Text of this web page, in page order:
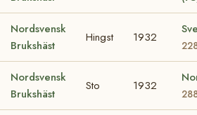
Nordsvensk
Brukshäst
Hingst 1932
Nordsvensk
Brukshäst
Sto 1932